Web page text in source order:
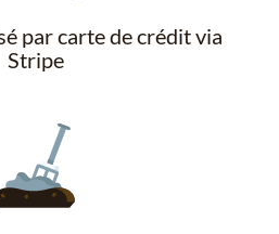
par carte de crédit via
Stripe